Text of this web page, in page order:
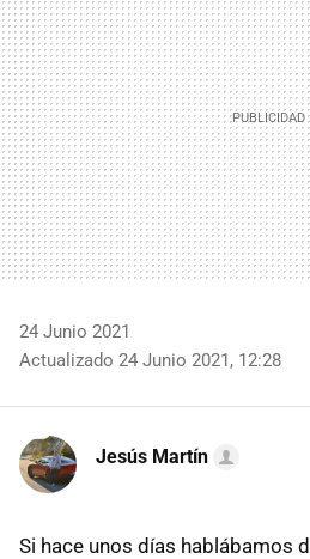
24 Junio 2021
Actualizado 24 Junio 2021, 12:28
Jesús Martín
Si hace unos días hablábamos